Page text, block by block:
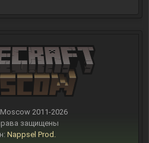
2011-2026
защищены
Nappsel Prod.